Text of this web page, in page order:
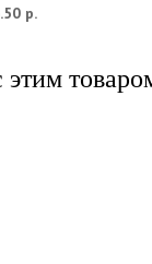
р.
этим